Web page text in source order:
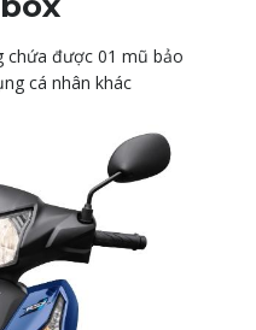
chứa được 01 mũ bảo
cá nhân khác